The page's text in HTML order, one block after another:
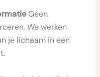
Geen
We werken
je lichaam in een